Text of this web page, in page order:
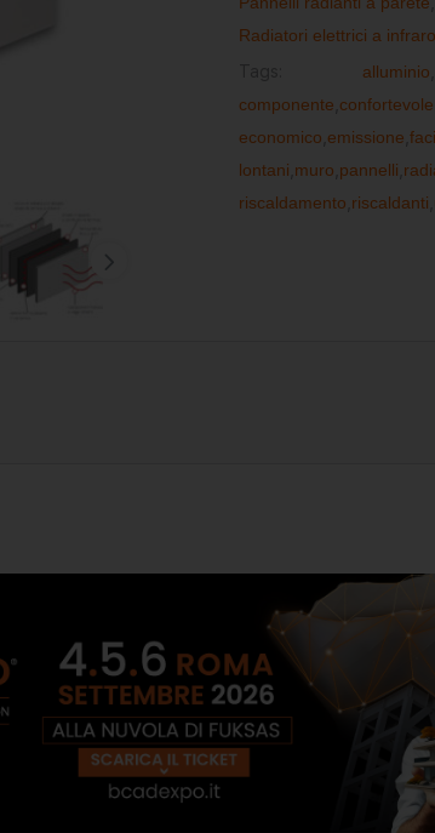
Radiatori elettrici a
alluminio
componente confortevole
economico emissione
lontani muro pannelli
riscaldamento riscaldanti